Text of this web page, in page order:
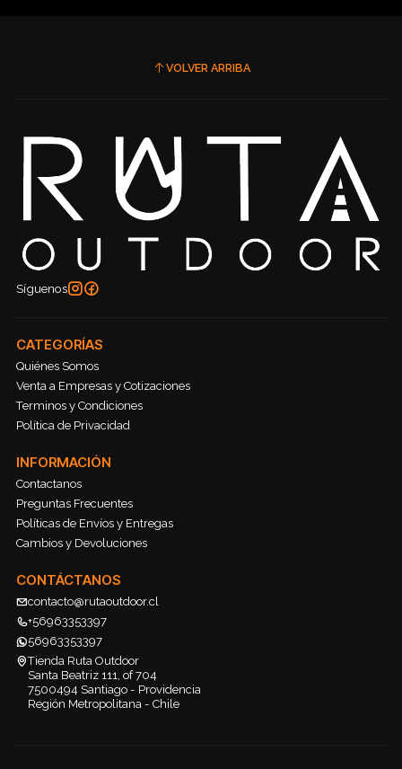
VOLVER ARRIBA
Síguenos
CATEGORÍAS
Quiénes Somos
Venta a Empresas y Cotizaciones
Terminos y Condiciones
Política de Privacidad
INFORMACIÓN
Contactanos
Preguntas Frecuentes
Políticas de Envíos y Entregas
Cambios y Devoluciones
CONTÁCTANOS
contacto@rutaoutdoor.cl
+56963353397
56963353397
Tienda Ruta Outdoor
Santa Beatriz 111, of 704
7500494 Santiago - Providencia
Región Metropolitana - Chile